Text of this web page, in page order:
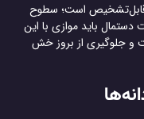
قابل‌تشخیص است؛ سطوح
باید موازی با این
و جلوگیری از بروز خش‌